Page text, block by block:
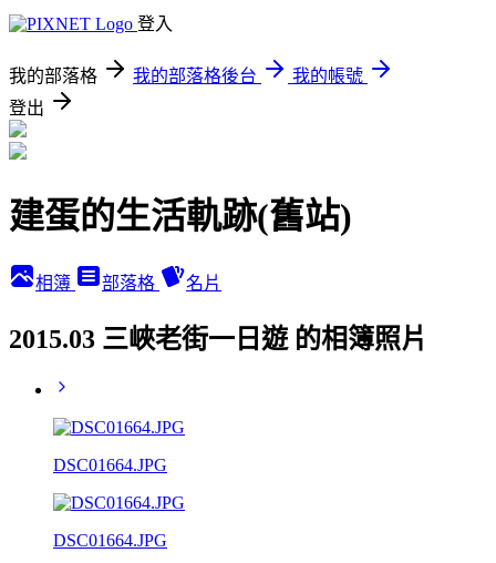
登入
我的部落格 我的部落格後台
我的帳號
登出
建蛋的生活軌跡(舊站)
相簿 部落格 名片
2015.03 三峽老街一日遊 的相簿照片
DSC01664.JPG
DSC01664.JPG